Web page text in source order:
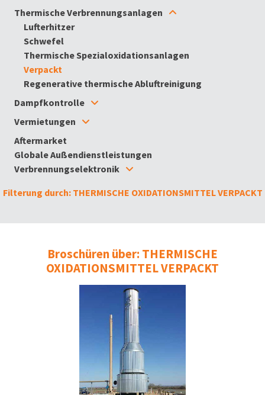
Thermische Verbrennungsanlagen
Lufterhitzer
Schwefel
Thermische Spezialoxidationsanlagen
Verpackt
Regenerative thermische Abluftreinigung
Dampfkontrolle
Vermietungen
Aftermarket
Globale Außendienstleistungen
Verbrennungselektronik
Filterung durch: THERMISCHE OXIDATIONSMITTEL VERPACKT
Broschüren über: THERMISCHE
OXIDATIONSMITTEL VERPACKT